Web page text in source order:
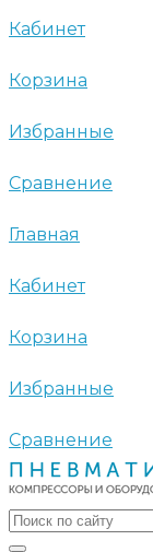
Кабинет
Корзина
Избранные
Сравнение
Главная
Кабинет
Корзина
Избранные
Сравнение